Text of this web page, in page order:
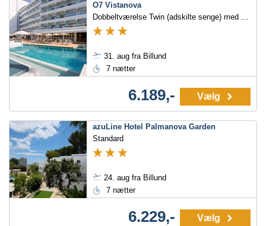
O7 Vistanova
Dobbeltværelse Twin (adskilte senge) med balkon/terrasse
31. aug fra Billund
7 nætter
6.189,- Vælg
azuLine Hotel Palmanova Garden
Standard
24. aug fra Billund
7 nætter
6.229,- Vælg